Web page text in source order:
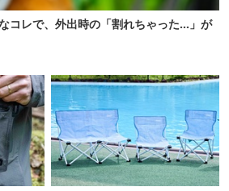
コレで、外出時の「割れちゃった…」が